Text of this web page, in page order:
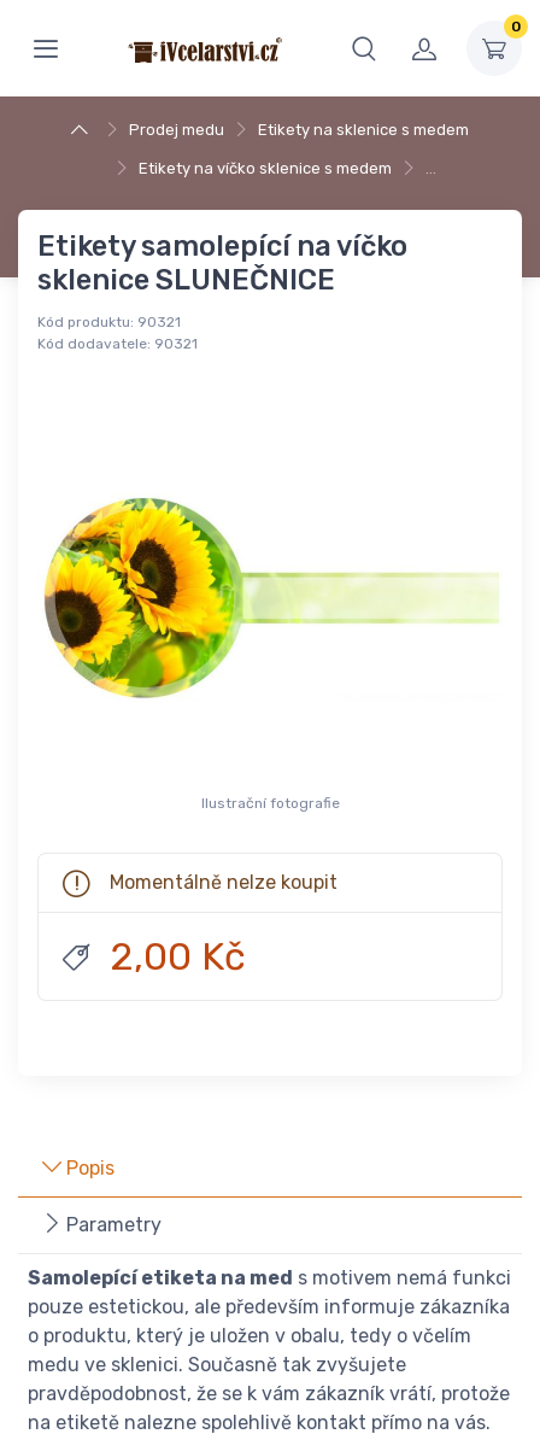
0
Prodej medu Etikety na sklenice s medem
Etikety na víčko sklenice s medem …
Etikety samolepící na víčko
sklenice SLUNEČNICE
Kód produktu: 90321
Kód dodavatele: 90321
Ilustrační fotografie
Momentálně nelze koupit
2,00 Kč
Popis
Parametry
Samolepící etiketa na med s motivem nemá funkci
pouze estetickou, ale především informuje zákazníka
o produktu, který je uložen v obalu, tedy o včelím
medu ve sklenici. Současně tak zvyšujete
pravděpodobnost, že se k vám zákazník vrátí, protože
na etiketě nalezne spolehlivě kontakt přímo na vás.